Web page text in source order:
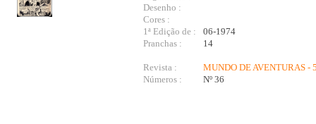
Desenho :
Cores :
1ª Edição de :
06-1974
Pranchas :
14
Revista :
MUNDO DE AVENTURAS -
Números :
Nº 36